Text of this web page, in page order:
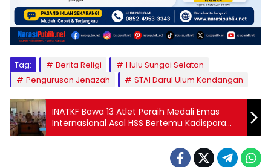
Tag: Berita Religi
Hulu Sungai Selatan
Pengurusan Jenazah
STAI Darul Ulum Kandangan
INATKF Bawa 13 Atlet Peraih Medali Emas
Internasional Asal HSS Bertemu Kadispora
Kalsel